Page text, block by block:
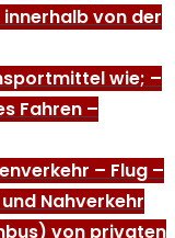
von der
wie; –
Fahren –
– Flug –
Nahverkehr
von privaten